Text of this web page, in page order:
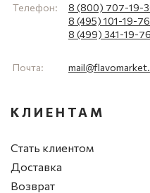
Телефон:
8 (800) 707-19-
8 (495) 101-19-76
8 (499) 341-19-76
Почта:
КЛИЕНТАМ
Стать клиентом
Доставка
Возврат